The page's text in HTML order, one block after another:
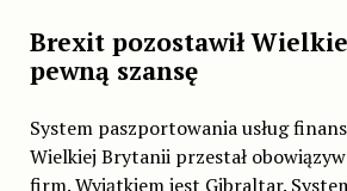
Brexit pozostawił
pewną szansę
System paszportowania usług
Wielkiej Brytanii przestał
firm. Wyjątkiem jest Gibraltar.